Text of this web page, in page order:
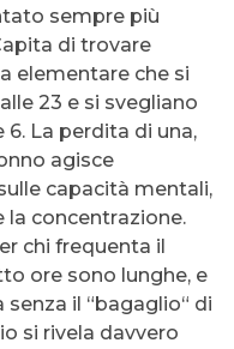
sempre più
di trovare
elementare che si
23 e si svegliano
6. La perdita di una,
agisce
capacità mentali,
la concentrazione.
chi frequenta il
ore sono lunghe, e
senza il “bagaglio“ di
si rivela davvero